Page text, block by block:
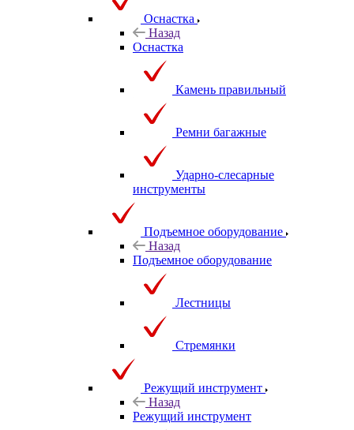
Оснастка
Назад
Оснастка
Камень правильный
Ремни багажные
Ударно-слесарные
инструменты
Подъемное оборудование
Назад
Подъемное оборудование
Лестницы
Стремянки
Режущий инструмент
Назад
Режущий инструмент